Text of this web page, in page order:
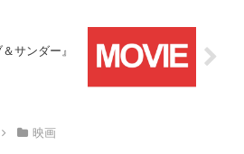
サンダー』
映画